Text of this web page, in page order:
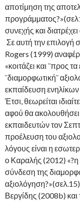
αποτίμηση της
συνεχής και
Σε αυτή την επιλογή
Rogers (1999)
«κοιτάζει και ¨προς
¨διαμορφωτική¨
εκπαίδευση
Έτσι, θεωρείται
αφού θα
εκπαιδευτών τον
προέλευση του
λόγους είναι η
ο Καραλής (2012) «?η
σύνδεση της
Βεργίδης (2008b)